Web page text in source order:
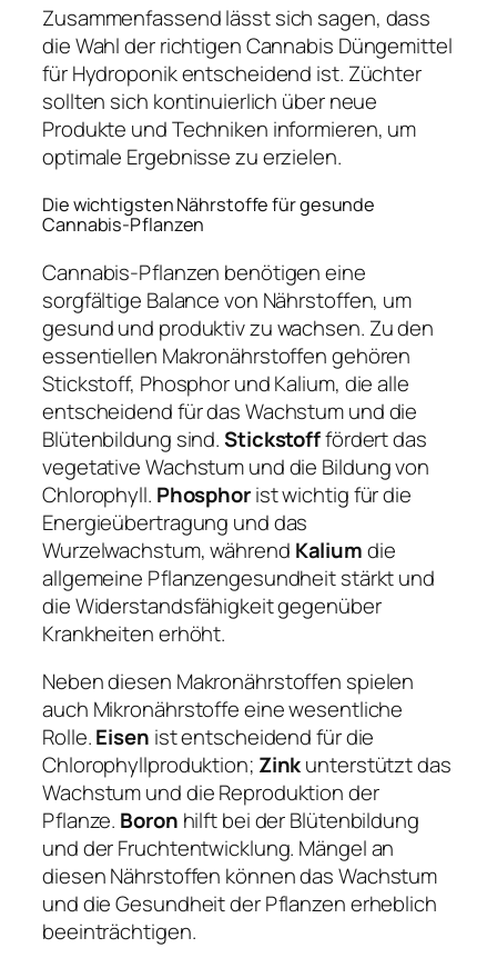
Zusammenfassend lässt sich sagen, dass
die Wahl der richtigen Cannabis Düngemittel
für Hydroponik entscheidend ist. Züchter
sollten sich kontinuierlich über neue
Produkte und Techniken informieren, um
optimale Ergebnisse zu erzielen.
Die wichtigsten Nährstoffe für gesunde
Cannabis-Pflanzen
Cannabis-Pflanzen benötigen eine
sorgfältige Balance von Nährstoffen, um
gesund und produktiv zu wachsen. Zu den
essentiellen Makronährstoffen gehören
Stickstoff, Phosphor und Kalium, die alle
entscheidend für das Wachstum und die
Blütenbildung sind.Stickstofffördert das
vegetative Wachstum und die Bildung von
Chlorophyll. Phosphorist wichtig für die
Energieübertragung und das
Wurzelwachstum, während Kaliumdie
allgemeine Pflanzengesundheit stärkt und
die Widerstandsfähigkeit gegenüber
Krankheiten erhöht.
Neben diesen Makronährstoffen spielen
auch Mikronährstoffe eine wesentliche
Rolle.Eisen ist entscheidend für die
Chlorophyllproduktion; Zinkunterstützt das
Wachstum und die Reproduktion der
Pflanze. Boron hilft bei der Blütenbildung
und der Fruchtentwicklung. Mängel an
diesen Nährstoffen können das Wachstum
und die Gesundheit der Pflanzen erheblich
beeinträchtigen.